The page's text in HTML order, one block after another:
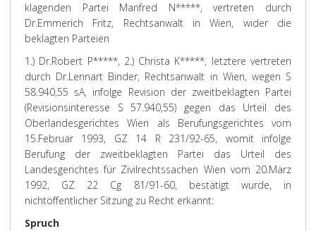
klagenden Partei Manfred N*****, vertreten durch
Dr.Emmerich Fritz, Rechtsanwalt in Wien, wider die
beklagten Parteien
1.) Dr.Robert P*****, 2.) Christa K*****, letztere vertreten
durch Dr.Lennart Binder, Rechtsanwalt in Wien, wegen S
58.940,55 sA, infolge Revision der zweitbeklagten Partei
(Revisionsinteresse S 57.940,55) gegen das Urteil des
Oberlandesgerichtes Wien als Berufungsgerichtes vom
15.Februar 1993, GZ 14 R 231/92-65, womit infolge
Berufung der zweitbeklagten Partei das Urteil des
Landesgerichtes für Zivilrechtssachen Wien vom 20.März
1992, GZ 22 Cg 81/91-60, bestätigt wurde, in
nichtöffentlicher Sitzung zu Recht erkannt:
Spruch